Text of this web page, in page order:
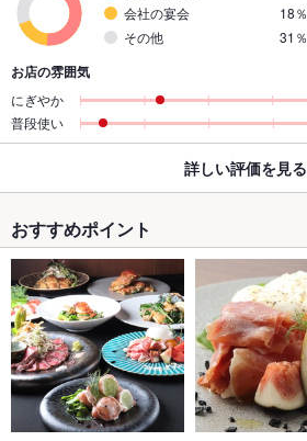
会社の宴会
18％
その他
31％
お店の雰囲気
にぎやか
普段使い
詳しい評価を見る
おすすめポイント